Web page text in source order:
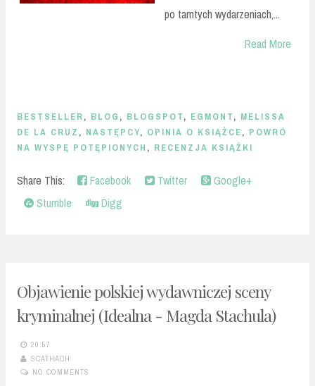
po tamtych wydarzeniach,...
Read More
BESTSELLER, BLOG , BLOGSPOT, EGMONT, MELISSA
DE LA CRUZ , NASTĘPCY, OPINIA O KSIĄŻCE, POWRÓ
NA WYSPĘ POTĘPIONYCH , RECENZJA KSIĄŻKI
Share This: Facebook Twitter
Google+
Stumble
Digg
Objawienie polskiej wydawniczej sceny
kryminalnej (Idealna - Magda Stachula)
20:57
SCATHACH
NO COMMENTS